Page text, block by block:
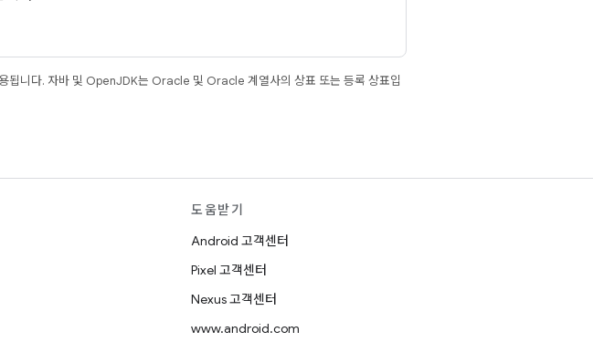
됩니다. 자바 및 OpenJDK는 Oracle 및 Oracle 계열사의 상표 또는 등록 상표입
도움받기
Android 고객센터
Pixel 고객센터
Nexus 고객센터
www.android.com